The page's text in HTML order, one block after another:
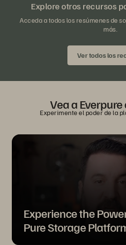
Explore otros recursos
Acceda a todos los resúmenes de
más.
Ver todos los
Vea a
Experimente el poder de la
Experience the
Pure Storage